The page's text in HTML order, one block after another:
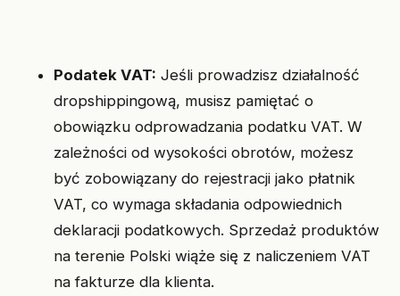
Podatek VAT: Jeśli prowadzisz działalność
dropshippingową, musisz pamiętać o
obowiązku odprowadzania podatku VAT. W
zależności od wysokości obrotów, możesz
być zobowiązany do rejestracji jako płatnik
VAT, co wymaga składania odpowiednich
deklaracji podatkowych. Sprzedaż produktów
na terenie Polski wiąże się z naliczeniem VAT
na fakturze dla klienta.